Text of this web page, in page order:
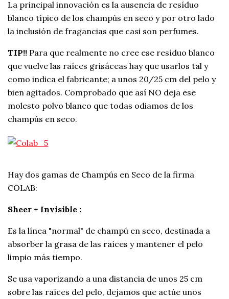
La principal innovación es la ausencia de resíduo
blanco típico de los champús en seco y por otro lado
la inclusión de fragancias que casi son perfumes.
TIP!! Para que realmente no cree ese resíduo blanco
que vuelve las raíces grisáceas hay que usarlos tal y
como indica el fabricante; a unos 20/25 cm del pelo y
bien agitados. Comprobado que así NO deja ese
molesto polvo blanco que todas odiamos de los
champús en seco.
Hay dos gamas de Champús en Seco de la firma
COLAB:
Sheer + Invisible :
Es la línea "normal" de champú en seco, destinada a
absorber la grasa de las raíces y mantener el pelo
limpio más tiempo.
Se usa vaporizando a una distancia de unos 25 cm
sobre las raíces del pelo, dejamos que actúe unos